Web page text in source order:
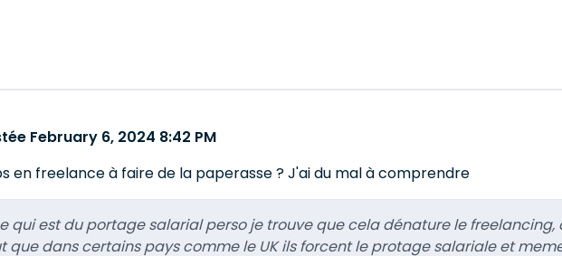
February 6, 2024 8:42 PM
en freelance à faire de la paperasse ? J'ai du mal à comprendre
qui est du portage salarial perso je trouve que cela dénature le freelancing,
que dans certains pays comme le UK ils forcent le protage salariale et